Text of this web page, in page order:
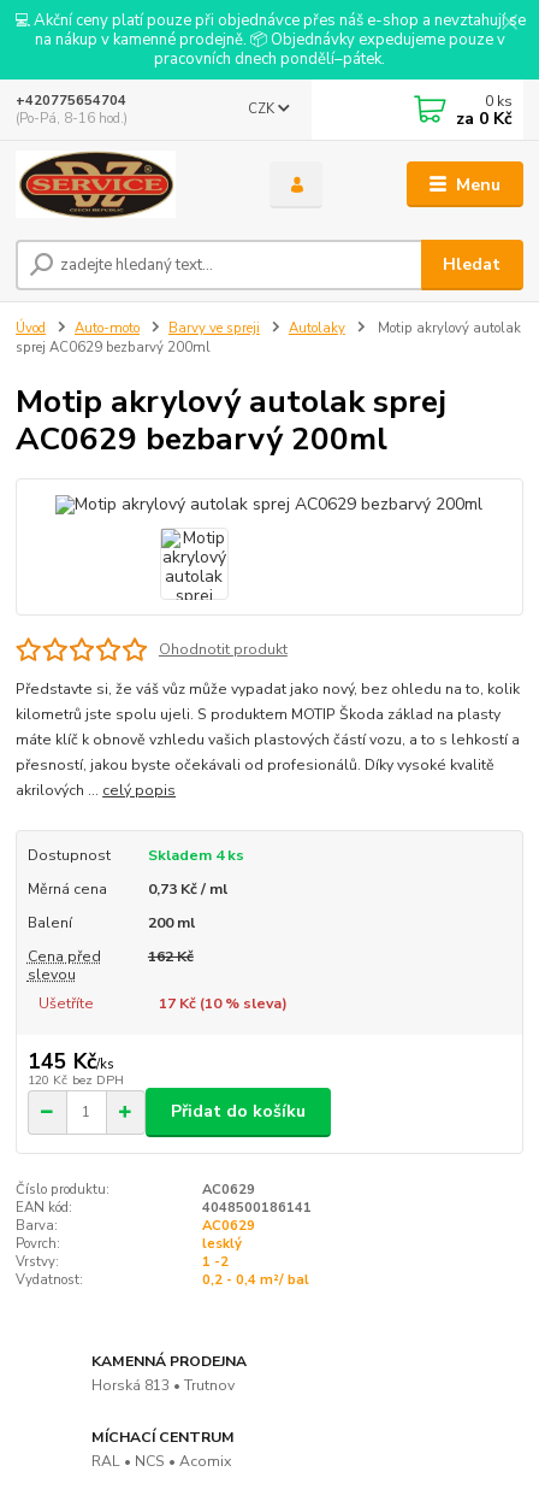
💻 Akční ceny platí pouze při objednávce přes náš e-shop a nevztahují se
na nákup v kamenné prodejně. 📦 Objednávky expedujeme pouze v
pracovních dnech pondělí–pátek.
Menu
CZK
Hledat
+420775654704
(Po-Pá, 8-16 hod.)
0 ks
za 0 Kč
Úvod Auto-moto Barvy ve spreji Autolaky
Motip akrylový autolak
sprej AC0629 bezbarvý 200ml
Motip akrylový autolak sprej
AC0629 bezbarvý 200ml
Ohodnotit produkt
Představte si, že váš vůz může vypadat jako nový, bez ohledu na to, kolik
kilometrů jste spolu ujeli. S produktem MOTIP Škoda základ na plasty
máte klíč k obnově vzhledu vašich plastových částí vozu, a to s lehkostí a
přesností, jakou byste očekávali od profesionálů. Díky vysoké kvalitě
akrilových ... celý popis
Dostupnost
Skladem 4 ks
Měrná cena
0,73 Kč / ml
Balení
200 ml
Cena před
slevou
162 Kč
Ušetříte 17 Kč (10% sleva)
145 Kč/ks
120 Kč bez DPH
Přidat do košíku
Číslo produktu:
AC0629
EAN kód:
4048500186141
Barva:
AC0629
Povrch:
lesklý
Vrstvy:
1 -2
Vydatnost:
0,2 - 0,4 m²/ bal
KAMENNÁ PRODEJNA
Horská 813 • Trutnov
MÍCHACÍ CENTRUM
RAL • NCS • Acomix